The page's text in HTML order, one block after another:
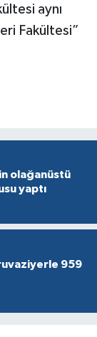
aynı
Fakültesi”
olağanüstü
yaptı
959